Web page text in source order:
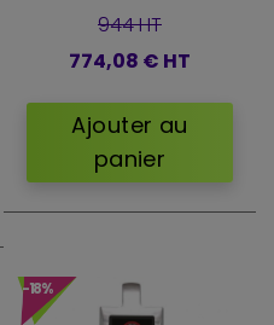
944 HT
774,08 € HT
Ajouter au
panier
-18%